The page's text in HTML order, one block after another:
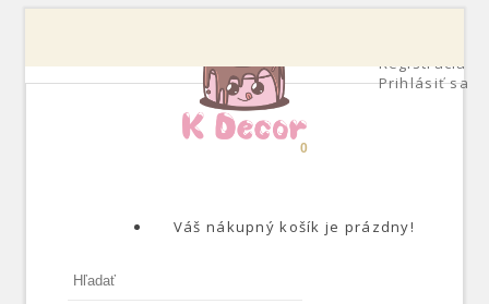
Registrácia
Prihlásiť sa
0
Váš nákupný košík je prázdny!